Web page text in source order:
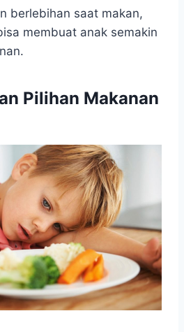
berlebihan saat makan,
membuat anak semakin
Pilihan Makanan